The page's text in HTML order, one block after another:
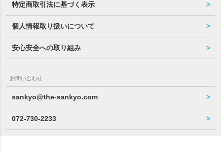
特定商取引法に基づく表示
個人情報取り扱いについて
安心安全への取り組み
お問い合わせ
sankyo@the-sankyo.com
072-730-2233